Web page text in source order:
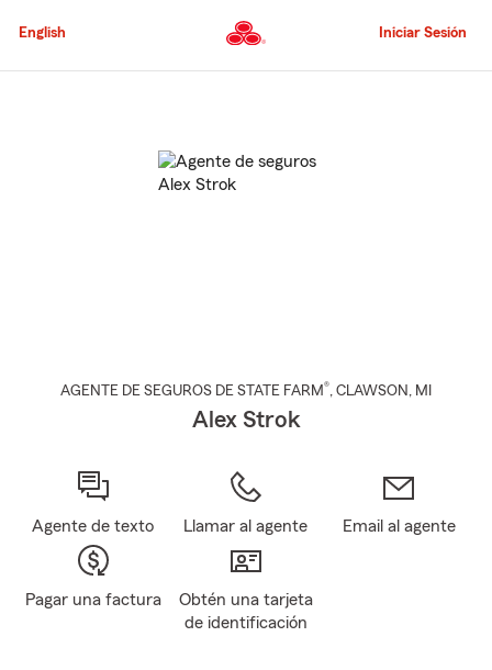
al
principal
English Iniciar Sesión
AGENTE DE SEGUROS DE STATE FARM®, CLAWSON , MI
Alex Strok
Agente de texto Llamar al agente Email al agente
Pagar una factura
Obtén una tarjeta
de identificación